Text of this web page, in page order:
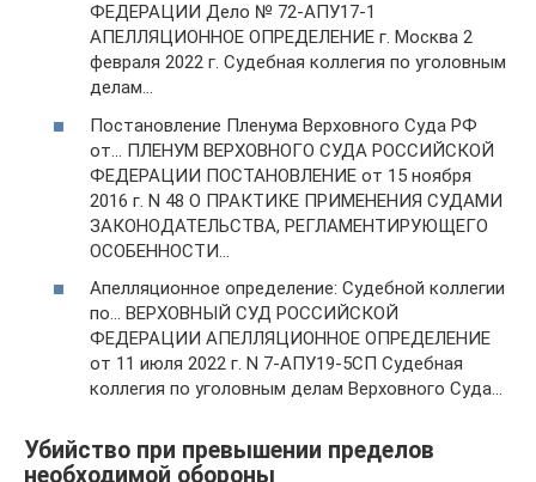
ФЕДЕРАЦИИ Дело № 72-АПУ17-1
АПЕЛЛЯЦИОННОЕ ОПРЕДЕЛЕНИЕ г. Москва 2
февраля 2022 г. Судебная коллегия по уголовным
делам…
Постановление Пленума Верховного Суда РФ
от… ПЛЕНУМ ВЕРХОВНОГО СУДА РОССИЙСКОЙ
ФЕДЕРАЦИИ ПОСТАНОВЛЕНИЕ от 15 ноября
2016 г. N 48 О ПРАКТИКЕ ПРИМЕНЕНИЯ СУДАМИ
ЗАКОНОДАТЕЛЬСТВА, РЕГЛАМЕНТИРУЮЩЕГО
ОСОБЕННОСТИ…
Апелляционное определение: Судебной коллегии
по… ВЕРХОВНЫЙ СУД РОССИЙСКОЙ
ФЕДЕРАЦИИ АПЕЛЛЯЦИОННОЕ ОПРЕДЕЛЕНИЕ
от 11 июля 2022 г. N 7-АПУ19-5СП Судебная
коллегия по уголовным делам Верховного Суда…
Убийство при превышении пределов
необходимой обороны